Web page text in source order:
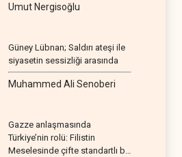
Umut Nergisoğlu
Güney Lübnan; Saldırı ateşi ile
siyasetin sessizliği arasında
Muhammed Ali Senoberi
Gazze anlaşmasında
Türkiye’nin rolü: Filistin
Meselesinde çifte standartlı bir